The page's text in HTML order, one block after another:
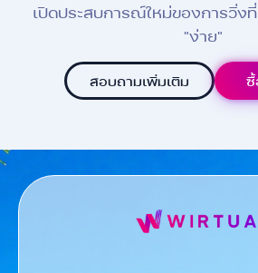
เปิดประสบการณ์ใหม่ของการวิ่ง
"ง่าย"
สอบถามเพิ่มเติม ซื้